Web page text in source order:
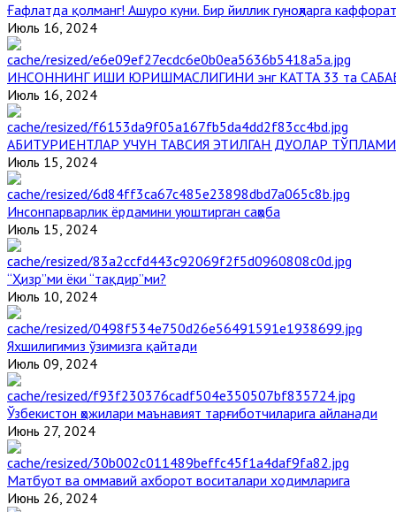
Ғафлатда қолманг! Ашуро куни. Бир йиллик гуноҳларга
Июль 16, 2024
ИНСОННИНГ ИШИ ЮРИШМАСЛИГИНИ энг КАТТА 33 та
Июль 16, 2024
АБИТУРИЕНТЛАР УЧУН ТАВСИЯ ЭТИЛГАН ДУОЛАР ТЎПЛАМИ
Июль 15, 2024
Инсонпарварлик ёрдамини уюштирган саҳоба
Июль 15, 2024
“Ҳизр”ми ёки “тақдир”ми?
Июль 10, 2024
Яхшилигимиз ўзимизга қайтади
Июль 09, 2024
Ўзбекистон ҳожилари маънавият тарғиботчиларига айланади
Июнь 27, 2024
Матбуот ва оммавий ахборот воситалари ходимларига
Июнь 26, 2024